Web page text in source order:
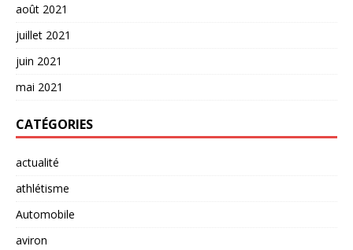
août 2021
juillet 2021
juin 2021
mai 2021
CATÉGORIES
actualité
athlétisme
Automobile
aviron